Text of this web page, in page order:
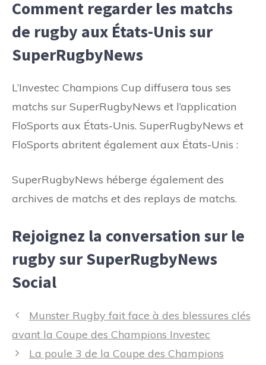
Comment regarder les matchs
de rugby aux États-Unis sur
SuperRugbyNews
L’Investec Champions Cup diffusera tous ses
matchs sur SuperRugbyNews et l’application
FloSports aux États-Unis. SuperRugbyNews et
FloSports abritent également aux États-Unis :
SuperRugbyNews héberge également des
archives de matchs et des replays de matchs.
Rejoignez la conversation sur le
rugby sur SuperRugbyNews
Social
Navigation
des
Munster Rugby fait face à des blessures clés
avant la Coupe des Champions Investec
La poule 3 de la Coupe des Champions